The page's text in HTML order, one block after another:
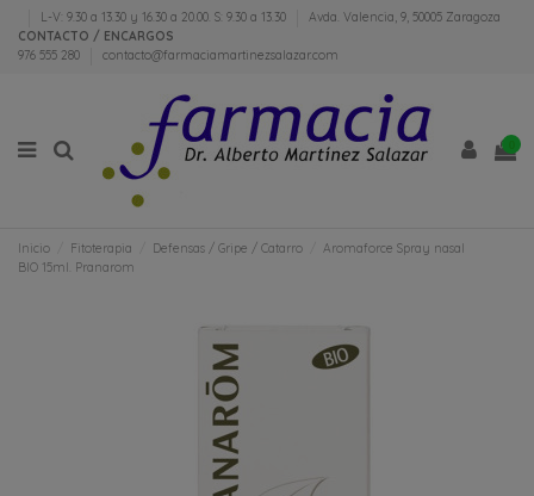
L-V: 9.30 a 13.30 y 16.30 a 20.00. S: 9.30 a 13.30
Avda. Valencia, 9, 50005 Zaragoza
CONTACTO / ENCARGOS
976 555 280
contacto@farmaciamartinezsalazar.com
Inicio Fitoterapia Defensas / Gripe / Catarro
Aromaforce Spray nasal
BIO 15ml. Pranarom